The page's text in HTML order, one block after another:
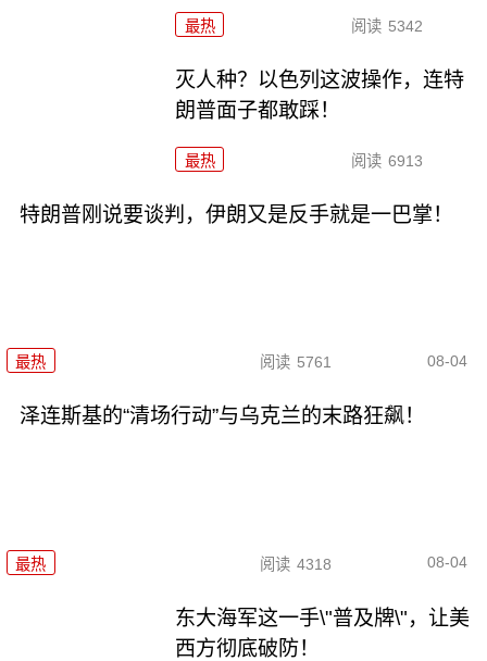
最热 阅读 5342
灭人种？以色列这波操作，连特
朗普面子都敢踩！
最热 阅读 6913
特朗普刚说要谈判，伊朗又是反手就是一巴掌！
最热 阅读 5761 08-04
泽连斯基的“清场行动”与乌克兰的末路狂飙！
最热 阅读 4318 08-04
东大海军这一手\"普及牌\"，让美
西方彻底破防！